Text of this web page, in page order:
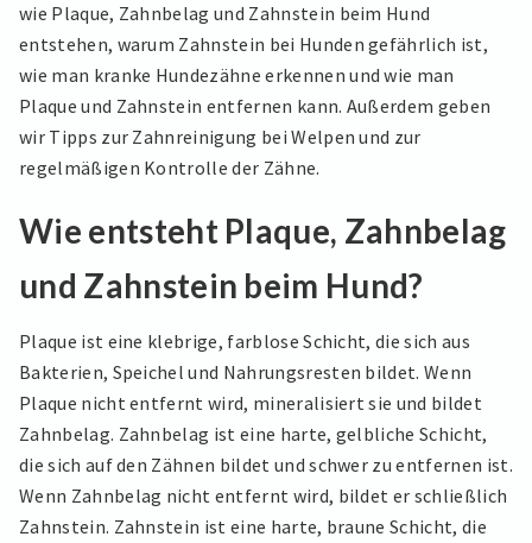
wie Plaque, Zahnbelag und Zahnstein beim Hund
entstehen, warum Zahnstein bei Hunden gefährlich ist,
wie man kranke Hundezähne erkennen und wie man
Plaque und Zahnstein entfernen kann. Außerdem geben
wir Tipps zur Zahnreinigung bei Welpen und zur
regelmäßigen Kontrolle der Zähne.
Wie entsteht Plaque, Zahnbelag
und Zahnstein beim Hund?
Plaque ist eine klebrige, farblose Schicht, die sich aus
Bakterien, Speichel und Nahrungsresten bildet. Wenn
Plaque nicht entfernt wird, mineralisiert sie und bildet
Zahnbelag. Zahnbelag ist eine harte, gelbliche Schicht,
die sich auf den Zähnen bildet und schwer zu entfernen ist.
Wenn Zahnbelag nicht entfernt wird, bildet er schließlich
Zahnstein. Zahnstein ist eine harte, braune Schicht, die